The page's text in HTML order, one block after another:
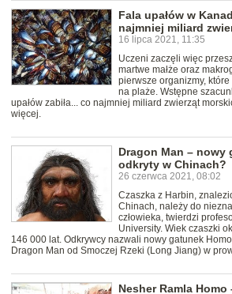
Fala upałów w
najmniej miliard
16 lipca 2021, 11:35
Uczeni zaczęli więc
martwe małże oraz
pierwsze organizmy,
na plaże. Wstępne
upałów zabiła... co najmniej miliard zwierząt
więcej.
Dragon Man – nowy
odkryty w Chinach?
26 czerwca 2021, 08:02
Czaszka z Harbin,
Chinach, należy do
człowieka, twierdzi
University. Wiek czaszki
146 000 lat. Odkrywcy nazwali nowy gatunek
Dragon Man od Smoczej Rzeki (Long Jiang) w
Nesher Ramla Homo